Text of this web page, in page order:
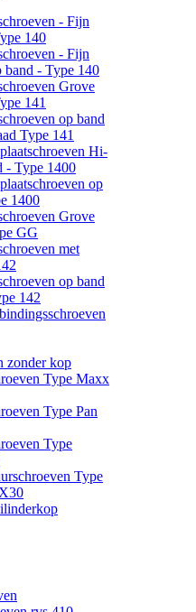
- Fijn
140
- Fijn
band - Type 140
Grove
141
op band
Type 141
Hi-
- Type 1400
op
1400
Grove
GG
met
op band
142
zonder kop
Type Maxx
Type Pan
Type
Type